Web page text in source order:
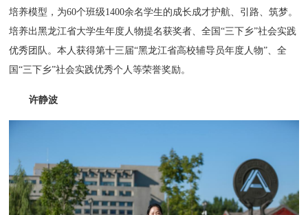
培养模型，为60个班级1400余名学生的成长成才护航、引路、筑梦。
培养出黑龙江省大学生年度人物提名获奖者、全国“三下乡”社会实践
优秀团队。本人获得第十三届“黑龙江省高校辅导员年度人物”、全
国“三下乡”社会实践优秀个人等荣誉奖励。
许静波